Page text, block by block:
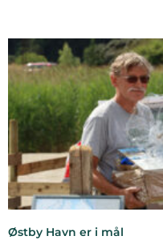
Østby Havn er i mål